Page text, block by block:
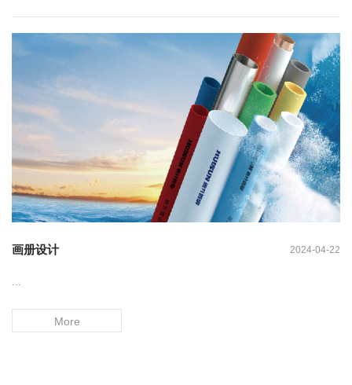
画册设计 2024-04-22
More